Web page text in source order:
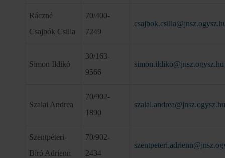
Ráczné
Csajbók Csilla
70/400-
7249
Simon Ildikó
30/163-
9566
simon.ildiko@jnsz.ogysz.hu
Szalai Andrea
70/902-
1890
szalai.andrea@jnsz.ogysz.hu
Szentpéteri-
Bíró Adrienn
70/902-
2434